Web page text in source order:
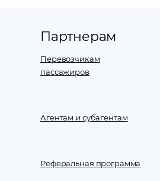
Партнерам
Перевозчикам
пассажиров
Агентам и субагентам
Реферальная программа